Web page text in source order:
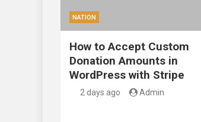
NATION
How to Accept Custom
Donation Amounts in
WordPress with Stripe
2 days ago Admin